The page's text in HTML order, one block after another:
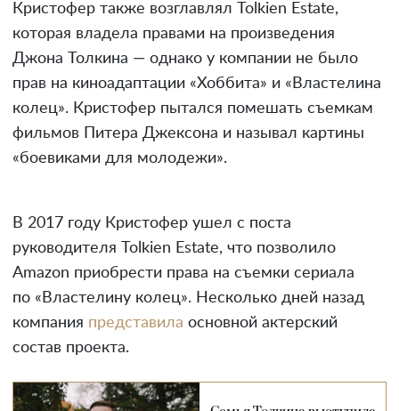
Кристофер также возглавлял Tolkien Estate,
которая владела правами на произведения
Джона Толкина — однако у компании не было
прав на киноадаптации «Хоббита» и «Властелина
колец». Кристофер пытался помешать съемкам
фильмов Питера Джексона и называл картины
«боевиками для молодежи».
В 2017 году Кристофер ушел с поста
руководителя Tolkien Estate, что позволило
Amazon приобрести права на съемки сериала
по «Властелину колец». Несколько дней назад
компания представила основной актерский
состав проекта.